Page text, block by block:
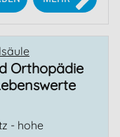
Orthopädie
- hohe